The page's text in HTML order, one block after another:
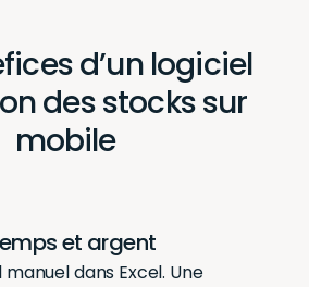
d’un logiciel
des stocks sur
mobile
et argent
dans Excel. Une